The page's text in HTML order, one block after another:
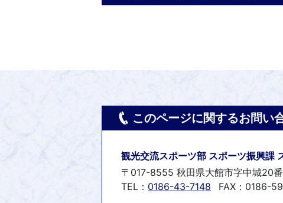
このページに関するお問い
観光交流スポーツ部 スポーツ振興課
〒017-8555 秋田県大館市字中城20
TEL： 0186-43-7148 FAX：0186-